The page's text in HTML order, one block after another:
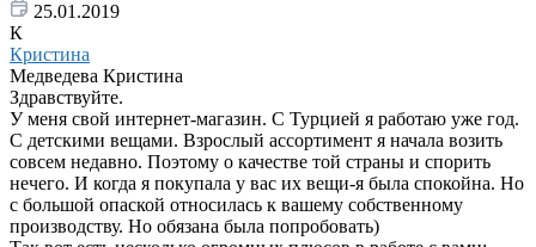
25.01.2019
К
Кристина
Медведева Кристина
Здравствуйте.
У меня свой интернет-магазин. С Турцией я работаю уже год.
С детскими вещами. Взрослый ассортимент я начала возить
совсем недавно. Поэтому о качестве той страны и спорить
нечего. И когда я покупала у вас их вещи-я была спокойна. Но
с большой опаской относилась к вашему собственному
производству. Но обязана была попробовать)